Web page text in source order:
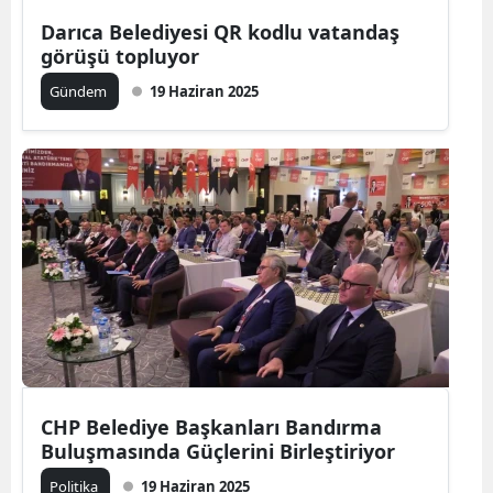
Darıca Belediyesi QR kodlu vatandaş
görüşü topluyor
Gündem 19 Haziran 2025
CHP Belediye Başkanları Bandırma
Buluşmasında Güçlerini Birleştiriyor
Politika 19 Haziran 2025